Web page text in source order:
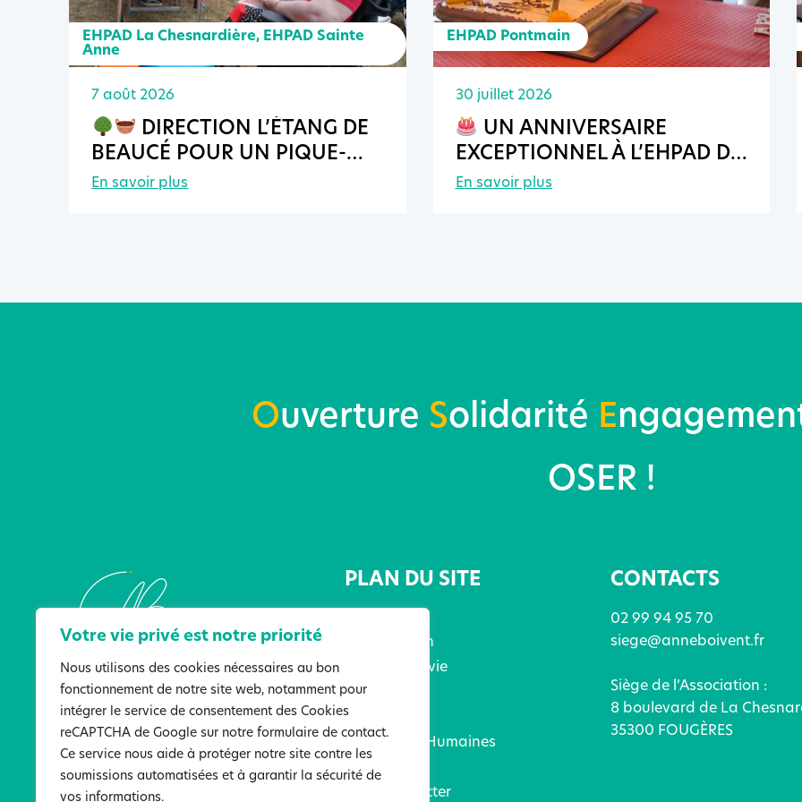
Votre vie privé est notre priorité
Nous utilisons des cookies nécessaires au bon
fonctionnement de notre site web, notamment pour
intégrer le service de consentement des Cookies
reCAPTCHA de Google sur notre formulaire de contact.
Ce service nous aide à protéger notre site contre les
soumissions automatisées et à garantir la sécurité de
vos informations.
EHPAD La Chesnardière, EHPAD Sainte
Anne
7 août 2026
DIRECTION L’ÉTANG DE
BEAUCÉ POUR UN PIQUE-
NIQUE INTER-EHPAD !
En savoir plus
EHPAD Pontmain
30 juillet 2026
UN ANNIVERSAIRE
EXCEPTIONNEL À L’EHPAD DE
PONTMAIN
En savoir plus
Ouverture Solidarité E
OSER !
PLAN DU SITE
L’Association
Les lieux de vie
Les services
Actualités
Ressources Humaines
Participez
Nous contacter
CONTACTS
02 99 94 95 70
siege@anneboivent.fr
Siège de l’Association :
8 boulevard de La
35300 FOUGÈRES